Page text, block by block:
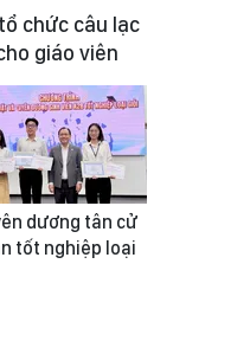
chức câu lạc
giáo viên
dương tân cử
tốt nghiệp loại